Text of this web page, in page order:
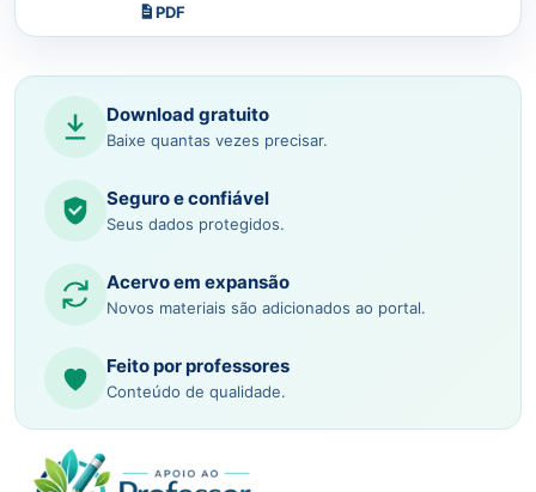
PDF
Download gratuito
Baixe quantas vezes precisar.
Seguro e confiável
Seus dados protegidos.
Acervo em expansão
Novos materiais são adicionados ao portal.
Feito por professores
Conteúdo de qualidade.